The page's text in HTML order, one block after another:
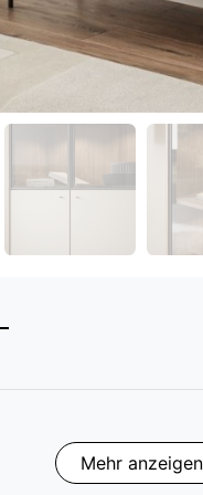
Mehr anzeigen